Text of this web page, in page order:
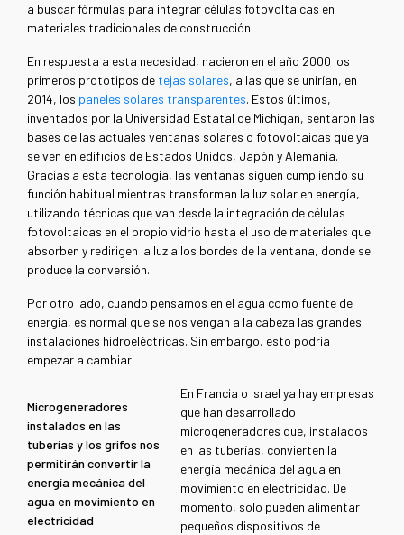
a buscar fórmulas para integrar células fotovoltaicas en
materiales tradicionales de construcción.
En respuesta a esta necesidad, nacieron en el año 2000 los
primeros prototipos de tejas solares, a las que se unirían, en
2014, los paneles solares transparentes. Estos últimos,
inventados por la Universidad Estatal de Michigan, sentaron las
bases de las actuales ventanas solares o fotovoltaicas que ya
se ven en edificios de Estados Unidos, Japón y Alemania.
Gracias a esta tecnología, las ventanas siguen cumpliendo su
función habitual mientras transforman la luz solar en energía,
utilizando técnicas que van desde la integración de células
fotovoltaicas en el propio vidrio hasta el uso de materiales que
absorben y redirigen la luz a los bordes de la ventana, donde se
produce la conversión.
Por otro lado, cuando pensamos en el agua como fuente de
energía, es normal que se nos vengan a la cabeza las grandes
instalaciones hidroeléctricas. Sin embargo, esto podría
empezar a cambiar.
Microgeneradores
instalados en las
tuberías y los grifos nos
permitirán convertir la
energía mecánica del
agua en movimiento en
electricidad
En Francia o Israel ya hay empresas
que han desarrollado
microgeneradores que, instalados
en las tuberías, convierten la
energía mecánica del agua en
movimiento en electricidad. De
momento, solo pueden alimentar
pequeños dispositivos de